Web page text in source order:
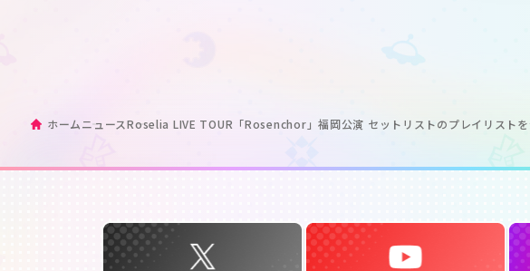
ホームニュースRoselia LIVE TOUR「Rosenchor」福岡公演 セットリストのプレイリスト